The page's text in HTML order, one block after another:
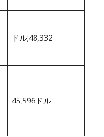
ドル;48,332
45,596ドル